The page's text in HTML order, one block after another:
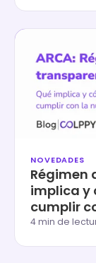
NOVEDADES
Régimen
implica y
cumplir
4 min de